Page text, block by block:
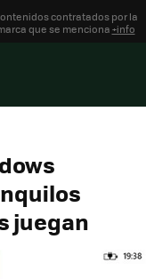
contratados por la
que se menciona +info
juegan